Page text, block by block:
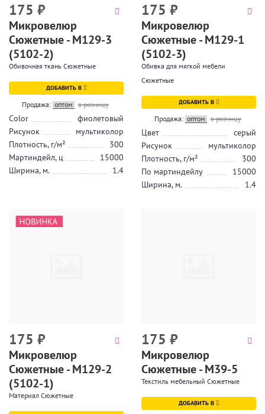
175 ₽
Микровелюр
Сюжетные - М129-3
(5102-2)
Обивочная ткань Сюжетные
ДОБАВИТЬ В
Продажа: оптом в розницу
Color
фиолетовый
Рисунок
мультиколор
Плотность, г/м²
300
Мартиндейл, ц
15000
Ширина, м.
1.4
175 ₽
Микровелюр
Сюжетные - М129-1
(5102-3)
Обивка для мягкой мебели
Сюжетные
ДОБАВИТЬ В
Продажа: оптом в розницу
Цвет
серый
Рисунок
мультиколор
Плотность, г/м²
300
По мартиндейлу
15000
Ширина, м.
1.4
175 ₽
Микровелюр
Сюжетные - М129-2
(5102-1)
Материал Сюжетные
175 ₽
Микровелюр
Сюжетные - M39-5
Текстиль мебельный Сюжетные
ДОБАВИТЬ В